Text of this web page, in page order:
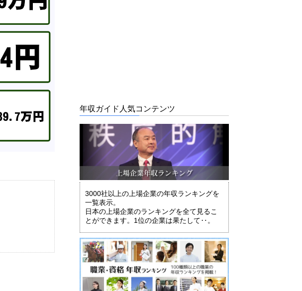
年収ガイド人気コンテンツ
3000社以上の上場企業の年収ランキングを
一覧表示。
日本の上場企業のランキングを全て見るこ
とができます。1位の企業は果たして‥。